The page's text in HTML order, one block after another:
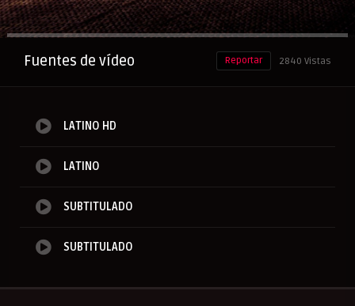
Anuncio
Fuentes de vídeo 2840 Vistas
Reportar
LATINO HD
LATINO
SUBTITULADO
SUBTITULADO